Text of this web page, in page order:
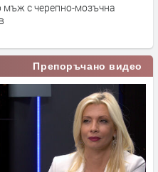
мъж с черепно-мозъчна
Препоръчано видео